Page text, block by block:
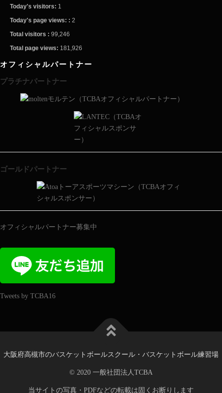
Today's visitors: 1
Today's page views: : 2
Total visitors : 99,246
Total page views: 181,926
オフィシャルパートナー
プラチナパートナー
ゴールドパートナー
オフィシャルパートナー募集中
Tweets by TCBA16
大阪府高槻市のバスケットボールスクール・バスケットボール練習場
© 2020 一般社団法人TCBA
当サイトの写真・PDFなどの転載は固くお断りします